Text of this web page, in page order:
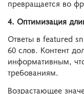
превращается во
4. Оптимизация
Ответы в featured
60 слов. Контент
информативным,
требованиям.
Возрастающее